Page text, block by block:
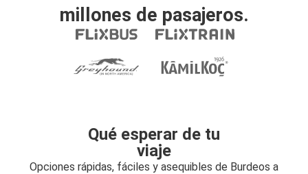
millones de pasajeros.
Qué esperar de tu
viaje
Opciones rápidas, fáciles y asequibles de Burdeos a